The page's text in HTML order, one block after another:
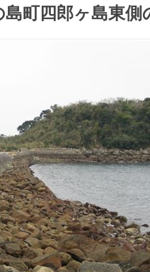
ッ
プ
町四郎ヶ島東側